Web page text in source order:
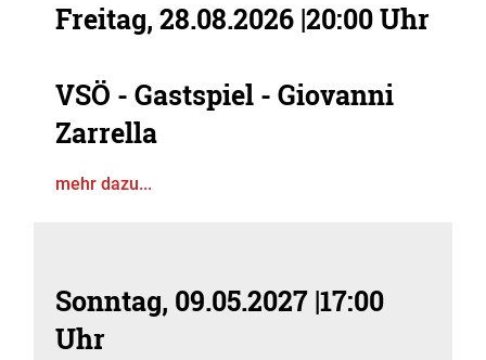
Freitag, 28.08.2026 |20:00 Uhr
VSÖ - Gastspiel - Giovanni
Zarrella
mehr dazu...
Sonntag, 09.05.2027 |17:00
Uhr